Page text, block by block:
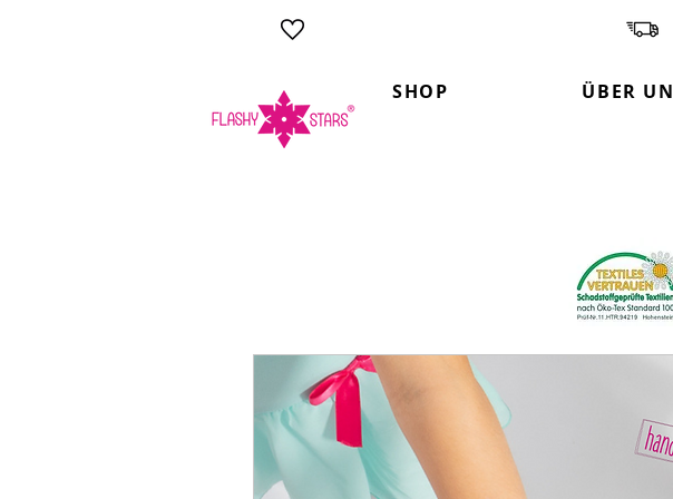
SHOP ÜBER
Tanzbekleidung hergestellt in Europa